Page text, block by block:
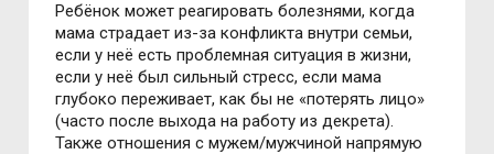
Ребёнок может реагировать болезнями, когда
мама страдает из-за конфликта внутри семьи,
если у неё есть проблемная ситуация в жизни,
если у неё был сильный стресс, если мама
глубоко переживает, как бы не «потерять лицо»
(часто после выхода на работу из декрета).
Также отношения с мужем/мужчиной напрямую